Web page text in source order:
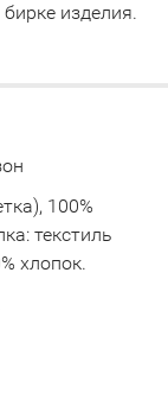
изделия.
100%
текстиль
хлопок.